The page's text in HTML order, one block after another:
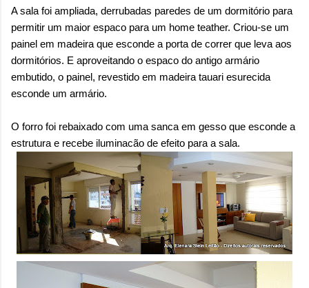
A sala foi ampliada, derrubadas paredes de um dormitório para
permitir um maior espaco para um home teather. Criou-se um
painel em madeira que esconde a porta de correr que leva aos
dormitórios. E aproveitando o espaco do antigo armário
embutido, o painel, revestido em madeira tauari esurecida
esconde um armário.
O forro foi rebaixado com uma sanca em gesso que esconde a
estrutura e recebe iluminacão de efeito para a sala.